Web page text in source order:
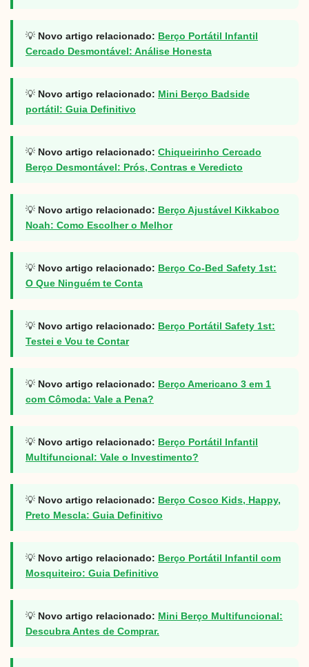
💡 Novo artigo relacionado: Berço Portátil Infantil
Cercado Desmontável: Análise Honesta
💡 Novo artigo relacionado: Mini Berço Badside
portátil: Guia Definitivo
💡 Novo artigo relacionado: Chiqueirinho Cercado
Berço Desmontável: Prós, Contras e Veredicto
💡 Novo artigo relacionado: Berço Ajustável Kikkaboo
Noah: Como Escolher o Melhor
💡 Novo artigo relacionado: Berço Co-Bed Safety 1st:
O Que Ninguém te Conta
💡 Novo artigo relacionado: Berço Portátil Safety 1st:
Testei e Vou te Contar
💡 Novo artigo relacionado: Berço Americano 3 em 1
com Cômoda: Vale a Pena?
💡 Novo artigo relacionado: Berço Portátil Infantil
Multifuncional: Vale o Investimento?
💡 Novo artigo relacionado: Berço Cosco Kids, Happy,
Preto Mescla: Guia Definitivo
💡 Novo artigo relacionado: Berço Portátil Infantil com
Mosquiteiro: Guia Definitivo
💡 Novo artigo relacionado: Mini Berço Multifuncional:
Descubra Antes de Comprar.